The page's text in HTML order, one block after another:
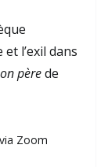
l’exil dans
pèrede
Zoom